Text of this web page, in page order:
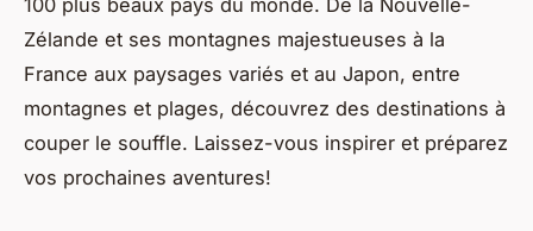
100 plus beaux pays du monde. De la Nouvelle-
Zélande et ses montagnes majestueuses à la
France aux paysages variés et au Japon, entre
montagnes et plages, découvrez des destinations à
couper le souffle. Laissez-vous inspirer et préparez
vos prochaines aventures!